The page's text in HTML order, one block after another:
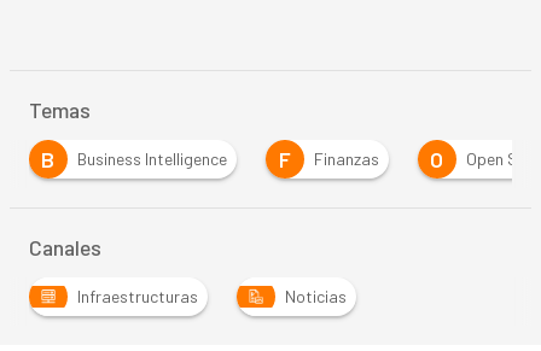
Temas
B
Business Intelligence F Finanzas O Open
Canales
Infraestructuras Noticias